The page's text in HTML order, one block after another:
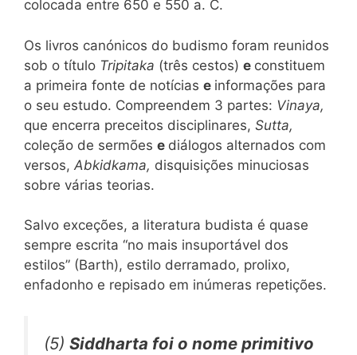
colocada entre 650 e 550 a. C.
Os livros canónicos do budismo foram reunidos
sob o título Tripitaka (três cestos) e constituem
a primeira fonte de notícias e informações para
o seu estudo. Compreendem 3 partes: Vinaya,
que encerra preceitos disciplinares, Sutta,
coleção de sermões e diálogos alternados com
versos, Abkidkama, disquisições minuciosas
sobre várias teorias.
Salvo exceções, a literatura budista é quase
sempre escrita “no mais insuportável dos
estilos” (Barth), estilo derramado, prolixo,
enfadonho e repisado em inúmeras repetições.
(5) Siddharta foi o nome primitivo